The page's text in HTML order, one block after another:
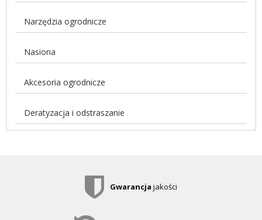
Narzędzia ogrodnicze
Nasiona
Akcesoria ogrodnicze
Deratyzacja i odstraszanie
Gwarancja jakości